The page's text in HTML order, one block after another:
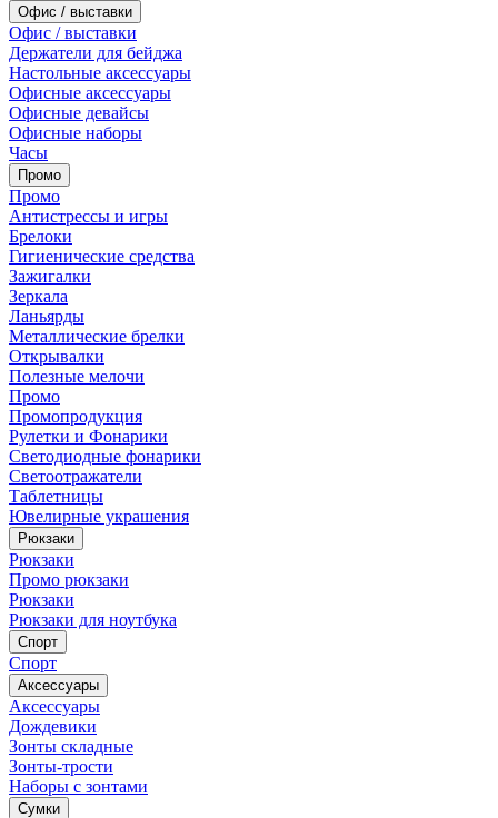
Офис / выставки
Офис / выставки
Держатели для бейджа
Настольные аксессуары
Офисные аксессуары
Офисные девайсы
Офисные наборы
Часы
Промо
Промо
Антистрессы и игры
Брелоки
Гигиенические средства
Зажигалки
Зеркала
Ланьярды
Металлические брелки
Открывалки
Полезные мелочи
Промо
Промопродукция
Рулетки и Фонарики
Светодиодные фонарики
Светоотражатели
Таблетницы
Ювелирные украшения
Рюкзаки
Рюкзаки
Промо рюкзаки
Рюкзаки
Рюкзаки для ноутбука
Спорт
Спорт
Аксессуары
Аксессуары
Дождевики
Зонты складные
Зонты-трости
Наборы с зонтами
Сумки